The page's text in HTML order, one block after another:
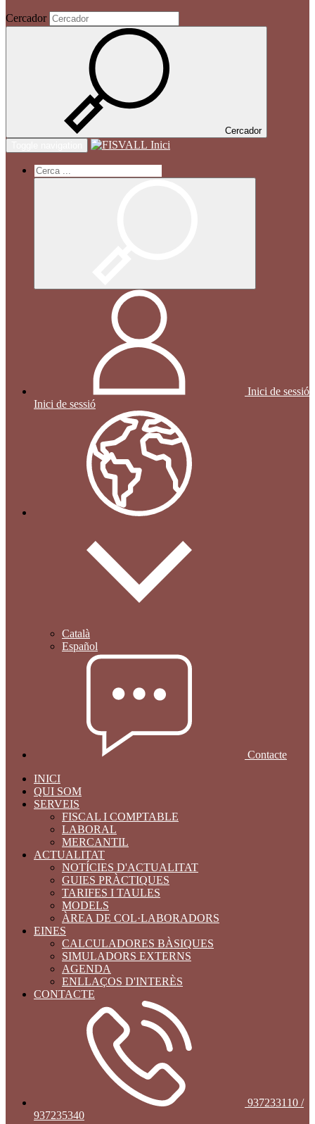
Cercador
Cercador
Inici
Inici de sessió
Inici de sessió
Català
Español
Contacte
INICI
QUI SOM
SERVEIS
FISCAL I COMPTABLE
LABORAL
MERCANTIL
ACTUALITAT
NOTÍCIES D'ACTUALITAT
GUIES PRÀCTIQUES
TARIFES I TAULES
MODELS
ÀREA DE COL·LABORADORS
EINES
CALCULADORES BÀSIQUES
SIMULADORS EXTERNS
AGENDA
ENLLAÇOS D'INTERÈS
CONTACTE
937233110 /
937235340